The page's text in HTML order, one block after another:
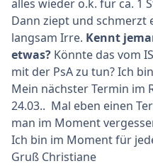
alles wieder o.k. für ca. 1
Dann ziept und schmerzt
langsam Irre. Kennt
etwas? Könnte das vom
mit der PsA zu tun? Ich
Mein nächster Termin im
24.03.. Mal eben einen
man im Moment
Ich bin im Moment für
Gruß Christiane